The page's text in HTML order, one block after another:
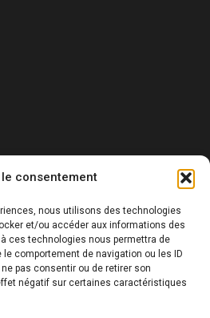
consentement
nous utilisons des technologies
et/ou accéder aux informations des
ces technologies nous permettra de
comportement de navigation ou les ID
pas consentir ou de retirer son
négatif sur certaines caractéristiques